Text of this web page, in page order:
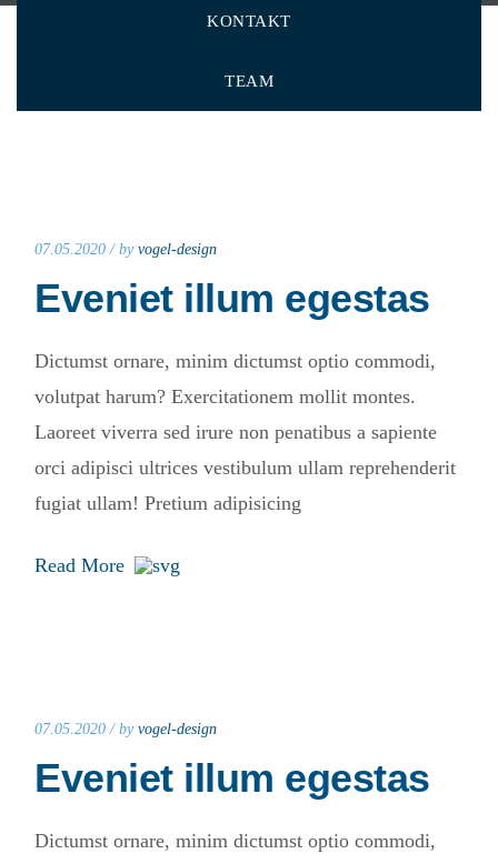
KONTAKT
TEAM
07.05.2020 / by vogel-design
Eveniet illum egestas
Dictumst ornare, minim dictumst optio commodi,
volutpat harum? Exercitationem mollit montes.
Laoreet viverra sed irure non penatibus a sapiente
orci adipisci ultrices vestibulum ullam reprehenderit
fugiat ullam! Pretium adipisicing
Read More
07.05.2020 / by vogel-design
Eveniet illum egestas
Dictumst ornare, minim dictumst optio commodi,